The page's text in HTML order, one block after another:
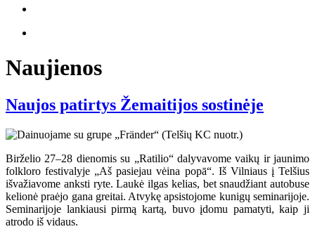
Naujienos
Naujos patirtys Žemaitijos sostinėje
Birželio 27–28 dienomis su „Ratilio“ dalyvavome vaikų ir jaunimo
folkloro festivalyje „Aš pasiejau vėina popā“. Iš Vilniaus į Telšius
išvažiavome anksti ryte. Laukė ilgas kelias, bet snaudžiant autobuse
kelionė praėjo gana greitai. Atvykę apsistojome kunigų seminarijoje.
Seminarijoje lankiausi pirmą kartą, buvo įdomu pamatyti, kaip ji
atrodo iš vidaus.